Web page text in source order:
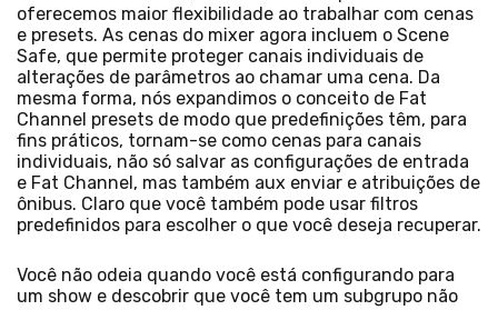
oferecemos maior flexibilidade ao trabalhar com cenas
e presets. As cenas do mixer agora incluem o Scene
Safe, que permite proteger canais individuais de
alterações de parâmetros ao chamar uma cena. Da
mesma forma, nós expandimos o conceito de Fat
Channel presets de modo que predefinições têm, para
fins práticos, tornam-se como cenas para canais
individuais, não só salvar as configurações de entrada
e Fat Channel, mas também aux enviar e atribuições de
ônibus. Claro que você também pode usar filtros
predefinidos para escolher o que você deseja recuperar.
Você não odeia quando você está configurando para
um show e descobrir que você tem um subgrupo não